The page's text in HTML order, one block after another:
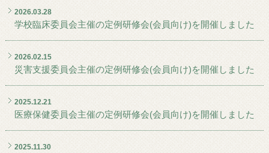
2026.03.28
学校臨床委員会主催の定例研修会(会員向け)を開催しました
2026.02.15
災害支援委員会主催の定例研修会(会員向け)を開催しました
2025.12.21
医療保健委員会主催の定例研修会(会員向け)を開催しました
2025.11.30